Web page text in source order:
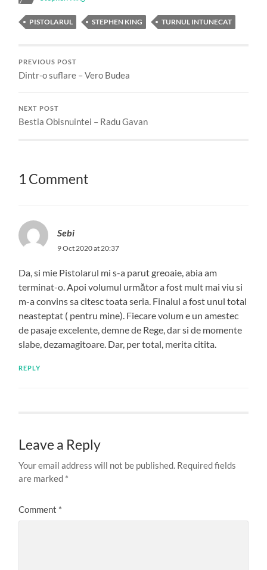
PISTOLARUL STEPHEN KING TURNUL INTUNECAT
PREVIOUS POST
Dintr-o suflare – Vero Budea
NEXT POST
Bestia Obisnuintei – Radu Gavan
1 Comment
Sebi
9 Oct 2020 at 20:37
Da, si mie Pistolarul mi s-a parut greoaie, abia am
terminat-o. Apoi volumul următor a fost mult mai viu si
m-a convins sa citesc toata seria. Finalul a fost unul total
neasteptat ( pentru mine). Fiecare volum e un amestec
de pasaje excelente, demne de Rege, dar si de momente
slabe, dezamagitoare. Dar, per total, merita citita.
REPLY
Leave a Reply
Your email address will not be published. Required fields
are marked *
Comment *